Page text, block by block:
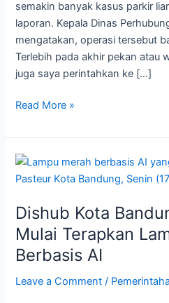
semakin banyak kasus parkir
laporan. Kepala Dinas
mengatakan, operasi tersebut
Terlebih pada akhir pekan atau
juga saya perintahkan ke […]
Read More »
Dishub Kota
Mulai Terapkan
Berbasis AI
Leave a Comment /
Dishub
Kota
Bandung
Mulai
Terapkan
Lampu
Merah